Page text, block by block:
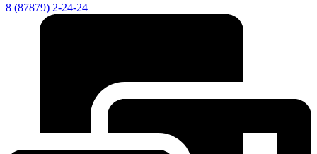
8 (87879) 2-24-24